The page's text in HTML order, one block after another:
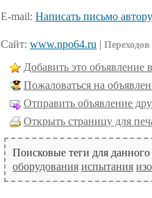
E-mail: Написать письмо автору
Сайт: www.npo64.ru |
Добавить это объявление
Пожаловаться на
Отправить объявление
Открыть страницу для
Поисковые теги для
оборудования испытания